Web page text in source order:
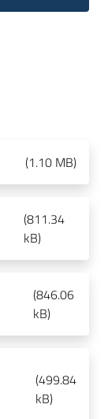
(1.10 MB)
(811.34
kB)
(846.06
kB)
(499.84
kB)